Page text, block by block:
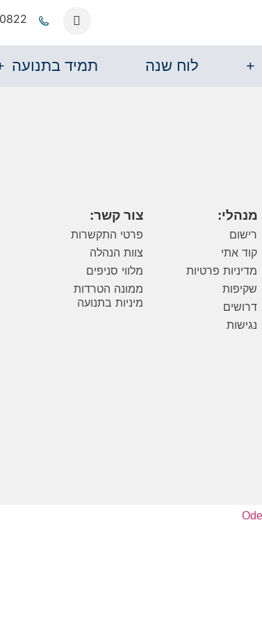
לוח שנה תמיד בתנועה
מנהלי:
רישום
קוד אתי
מדיניות פרטיות
שקיפות
דרושים
נגישות
צור קשר:
פרטי התקשרות
צוות הנהלה
מלווי סניפים
ממונה הטרדות
מיניות בתנועה